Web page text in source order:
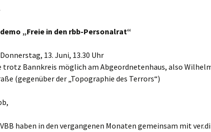
„Freie in den rbb-Personalrat“
13. Juni, 13.30 Uhr
trotz Bannkreis möglich am Abgeordnetenhaus, also
(gegenüber der „Topographie des Terrors“)
haben in den vergangenen Monaten gemeinsam mit ver.di